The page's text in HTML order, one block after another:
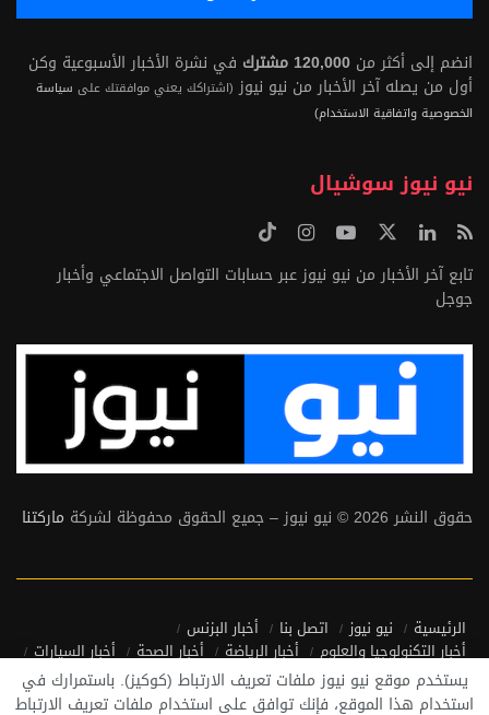
انضم إلى أكثر من 120,000 مشترك
في نشرة الأخبار الأسبوعية وكن
أول من يصله آخر الأخبار من نيو نيوز (اشتراكك يعني موافقتك على سياسة
الخصوصية واتفاقية الاستخدام)
نيو نيوز سوشيال
تابع آخر الأخبار من نيو نيوز عبر حسابات التواصل الاجتماعي وأخبار
جوجل
حقوق النشر 2026 © نيو نيوز – جميع الحقوق محفوظة لشركة ماركتنا
الرئيسية نيو نيوز اتصل بنا
أخبار البزنس
أخبار التكنولوجيا والعلوم
أخبار الرياضة أخبار الصحة
أخبار السيارات
أخبار منوعة
أخبار من حول العالم
سياسة الخصوصية واتفاقية الاستخدام
يستخدم موقع نيو نيوز ملفات تعريف الارتباط (كوكيز). باستمرارك في
استخدام هذا الموقع، فإنك توافق على استخدام ملفات تعريف الارتباط